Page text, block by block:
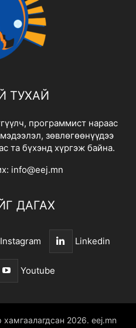
ТУХАЙ
программист нараас
зөвлөгөөнүүдээ
та бүхэнд хүргэж байна.
info@eej.mn
ДАГАХ
Instagram Linkedin
Youtube
2026. eej.mn